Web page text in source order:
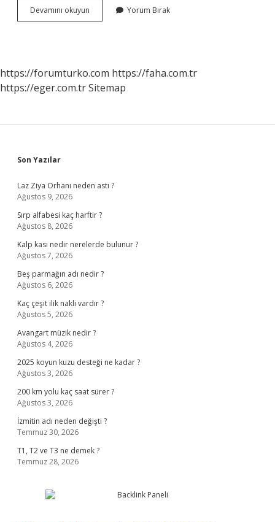
Devamını okuyun
Asar
Yorum Bırak
https://forumturko.com https://faha.com.tr
https://eger.com.trSitemap
Sidebar
Son Yazılar
Laz Ziya Orhanı neden astı ?
Ağustos 9, 2026
Sırp alfabesi kaç harftir ?
Ağustos 8, 2026
Kalp kası nedir nerelerde bulunur ?
Ağustos 7, 2026
Beş parmağın adı nedir ?
Ağustos 6, 2026
Kaç çeşit ilik nakli vardır ?
Ağustos 5, 2026
Avangart müzik nedir ?
Ağustos 4, 2026
2025 koyun kuzu desteği ne kadar ?
Ağustos 3, 2026
200 km yolu kaç saat sürer ?
Ağustos 3, 2026
İzmitin adı neden değişti ?
Temmuz 30, 2026
T1, T2 ve T3 ne demek ?
Temmuz 28, 2026